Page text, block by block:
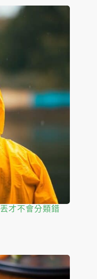
才不會分類錯